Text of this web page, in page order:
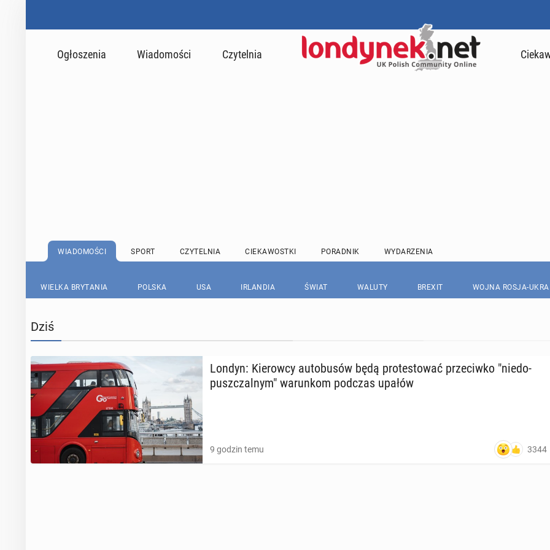
Ogłoszenia Wiadomości Czytelnia
WIADOMOŚCI SPORT CZYTELNIA CIEKAWOSTKI PORADNIK WYDARZENIA
WIELKA BRYTANIA POLSKA USA IRLANDIA ŚWIAT WALUTY BREXIT WOJNA ROSJA-
Dziś
Londyn: Kie­row­cy au­to­bu­sów będą pro­te­sto­wać prze­ciw­ko "nie­do­
pusz­czal­nym" wa­run­kom podczas upałów
9 godzin temu 3344